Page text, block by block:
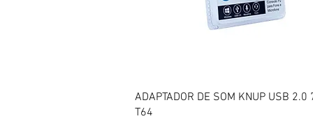
Visualização rápida
ADAPTADOR DE SOM KNUP USB 2.0
T64